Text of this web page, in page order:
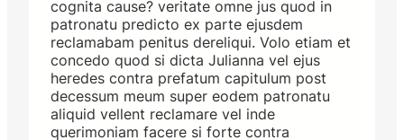
cognita cause? veritate omne jus quod in
patronatu predicto ex parte ejusdem
reclamabam penitus dereliqui. Volo etiam et
concedo quod si dicta Julianna vel ejus
heredes contra prefatum capitulum post
decessum meum super eodem patronatu
aliquid vellent reclamare vel inde
querimoniam facere si forte contra